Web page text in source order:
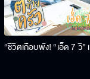
“ชีวิตเกือบพัง! “เอ็ด 7 วิ